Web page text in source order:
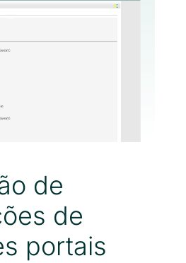
de
de
portais